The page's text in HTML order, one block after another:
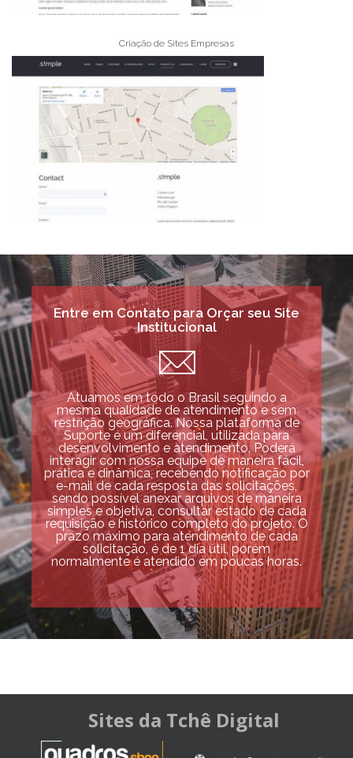
Criação de Sites Empresas
Entre em Contato para Orçar seu Site
Institucional
Atuamos em todo o Brasil seguindo a
mesma qualidade de atendimento e sem
restrição geográfica. Nossa plataforma de
Suporte é um diferencial, utilizada para
desenvolvimento e atendimento. Poderá
interagir com nossa equipe de maneira fácil,
prática e dinâmica, recebendo notificação por
e-mail de cada resposta das solicitações,
sendo possível anexar arquivos de maneira
simples e objetiva, consultar estado de cada
requisição e histórico completo do projeto. O
prazo máximo para atendimento de cada
solicitação, é de 1 dia útil, porém
normalmente é atendido em poucas horas.
Sites da Tchê Digital